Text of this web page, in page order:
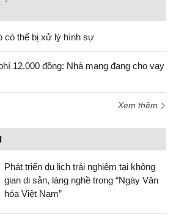
có thể bị xử lý hình sự
12.000 đồng: Nhà mạng đang cho vay
Xem thêm
Phát triển du lịch trải nghiệm tại không
gian di sản, làng nghề trong “Ngày Văn
hóa Việt Nam”